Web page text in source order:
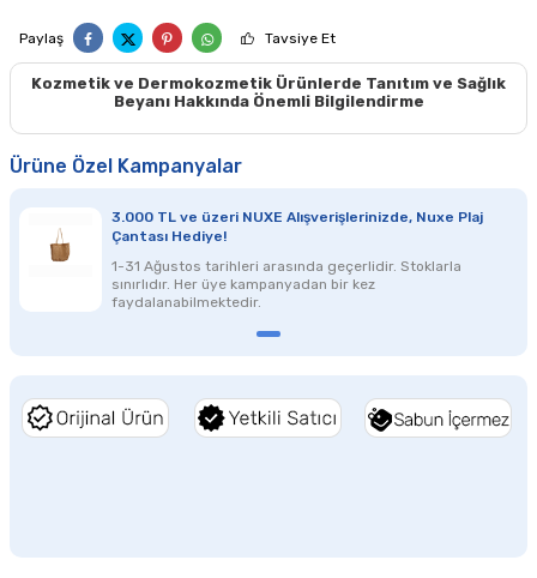
Paylaş Tavsiye Et
Kozmetik ve Dermokozmetik Ürünlerde Tanıtım ve Sağlık
Beyanı Hakkında Önemli Bilgilendirme
Ürüne Özel Kampanyalar
3.000 TL ve üzeri NUXE Alışverişlerinizde, Nuxe Plaj
Çantası Hediye!
1-31 Ağustos tarihleri arasında geçerlidir. Stoklarla
sınırlıdır. Her üye kampanyadan bir kez
faydalanabilmektedir.